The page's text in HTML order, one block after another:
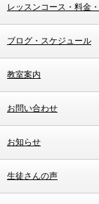
レッスンコース・料金
ブログ・スケジュール
教室案内
お問い合わせ
お知らせ
生徒さんの声